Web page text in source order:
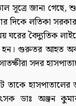
সূত্রে জানা
দিকে লতিকা
বৈদ্যুতিক
হন। গুরুতর আহত
সদর
তাকে
ডাঃ অঞ্জন কুমার